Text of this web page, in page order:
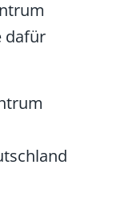
dafür